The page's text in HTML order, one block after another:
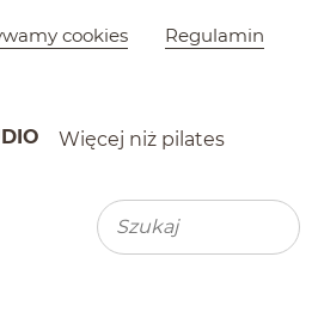
cookies Regulamin
Więcej niż pilates
Wyszukiwarka